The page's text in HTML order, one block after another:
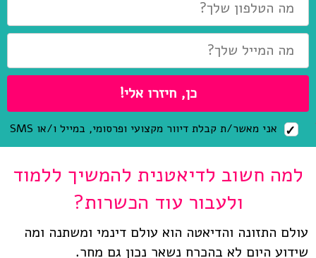
אני מאשר/ת קבלת דיוור מקצועי ופרסומי, במייל ו/או SMS
למה חשוב לדיאטנית להמשיך ללמוד
ולעבור עוד הכשרות?
עולם התזונה והדיאטה הוא עולם דינמי ומשתנה ומה
שידוע היום לא בהכרח נשאר נכון גם מחר.